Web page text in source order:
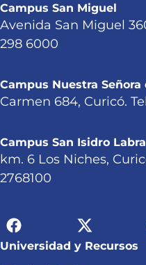
Campus San Miguel
Avenida San Miguel
298 6000
Campus Nuestra Señora
Carmen 684, Curicó.
Campus San Isidro
km. 6 Los Niches,
2768100
Universidad y Recursos